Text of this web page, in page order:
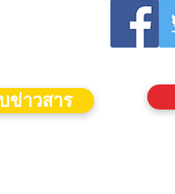
ข่าวสาร